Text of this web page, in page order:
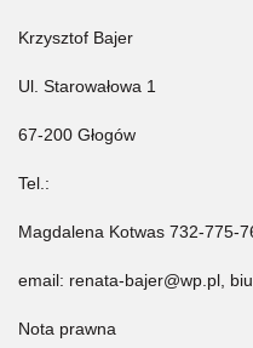
Krzysztof Bajer
Ul. Starowałowa 1
67-200 Głogów
Tel.:
Magdalena Kotwas 732-775-
email: renata-bajer@wp.pl,
Nota prawna